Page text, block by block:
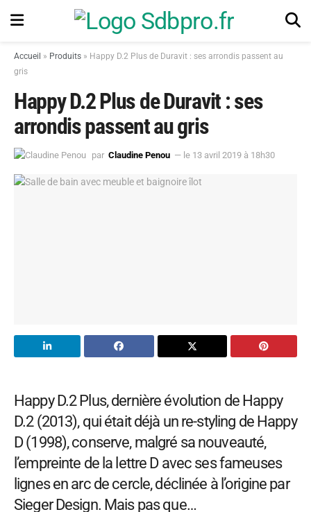
Accueil » Produits » Happy D.2 Plus de Duravit : ses arrondis passent au
gris
Happy D.2 Plus de Duravit : ses
arrondis passent au gris
par Claudine Penou — le 13 avril 2019 à 18h30
Happy D.2 Plus, dernière évolution de Happy
D.2 (2013), qui était déjà un re-styling de Happy
D (1998), conserve, malgré sa nouveauté,
l’empreinte de la lettre D avec ses fameuses
lignes en arc de cercle, déclinée à l’origine par
Sieger Design. Mais pas que…